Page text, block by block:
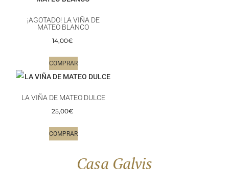
¡AGOTADO! LA VIÑA DE
MATEO BLANCO
14,00€
COMPRAR
LA VIÑA DE MATEO DULCE
25,00€
COMPRAR
Casa Galvis